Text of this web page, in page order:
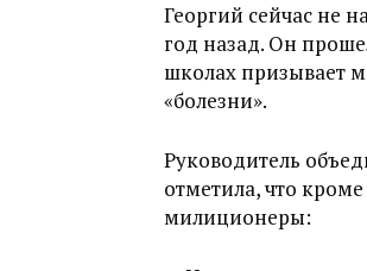
Георгий сейчас не
год назад. Он
школах призывает
«болезни».
Руководитель
отметила, что
милиционеры: